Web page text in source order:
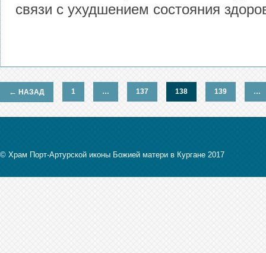
связи с ухудшением состояния
← НАЗАД 1 … 137 138 139 …
© Храм Порт-Артурской иконы Божией матери в Кургане 2017